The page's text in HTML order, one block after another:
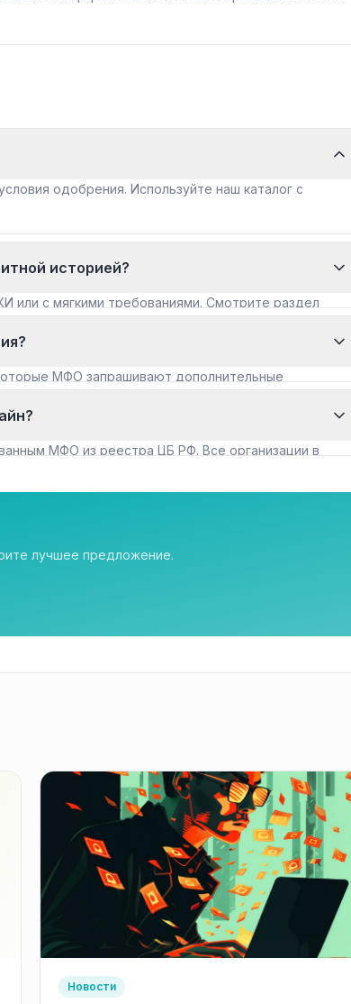
одобрения. Используйте наш каталог с
историей?
с мягкими требованиями. Смотрите раздел
МФО запрашивают дополнительные
МФО из реестра ЦБ РФ. Все организации в
лучшее предложение.
Новости